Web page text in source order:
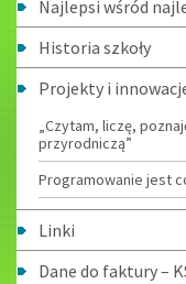
Najlepsi wśród
Historia szkoły
Projekty i
„Czytam, liczę,
przyrodniczą”
Programowanie jest
Linki
Dane do faktury –